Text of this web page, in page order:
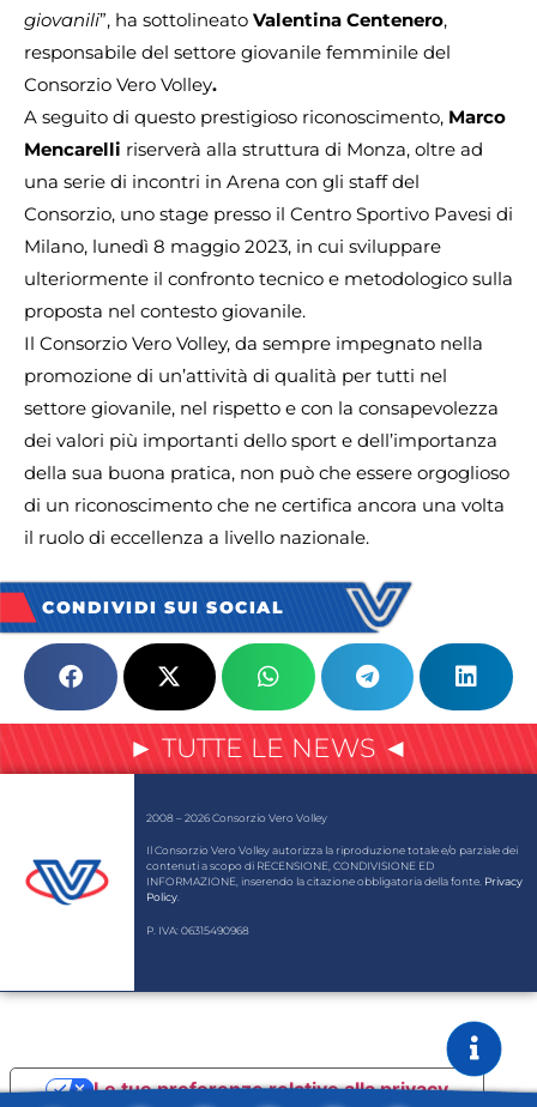
giovanili”, ha sottolineato Valentina Centenero,
responsabile del settore giovanile femminile del
Consorzio Vero Volley.
A seguito di questo prestigioso riconoscimento, Marco
Mencarelli riserverà alla struttura di Monza, oltre ad
una serie di incontri in Arena con gli staff del
Consorzio, uno stage presso il Centro Sportivo Pavesi di
Milano, lunedì 8 maggio 2023, in cui sviluppare
ulteriormente il confronto tecnico e metodologico sulla
proposta nel contesto giovanile.
Il Consorzio Vero Volley, da sempre impegnato nella
promozione di un’attività di qualità per tutti nel
settore giovanile, nel rispetto e con la consapevolezza
dei valori più importanti dello sport e dell’importanza
della sua buona pratica, non può che essere orgoglioso
di un riconoscimento che ne certifica ancora una volta
il ruolo di eccellenza a livello nazionale.
CONDIVIDI SUI SOCIAL
► TUTTE LE NEWS ◄
2008 – 2026 Consorzio Vero Volley
Il Consorzio Vero Volley autorizza la riproduzione totale e/o parziale dei
contenuti a scopo di RECENSIONE, CONDIVISIONE ED
INFORMAZIONE, inserendo la citazione obbligatoria della fonte. Privacy
Policy.
P. IVA: 06315490968
Le tue preferenze relative alla privacy